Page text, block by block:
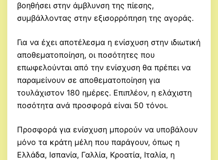
βοηθήσει στην άμβλυνση της πίεσης,
συμβάλλοντας στην εξισορρόπηση της αγοράς.
Για να έχει αποτέλεσμα η ενίσχυση στην ιδιωτική
αποθεματοποίηση, οι ποσότητες που
επωφελούνται από την ενίσχυση θα πρέπει να
παραμείνουν σε αποθεματοποίηση για
τουλάχιστον 180 ημέρες. Επιπλέον, η ελάχιστη
ποσότητα ανά προσφορά είναι 50 τόνοι.
Προσφορά για ενίσχυση μπορούν να υποβάλουν
μόνο τα κράτη μέλη που παράγουν, όπως η
Ελλάδα, Ισπανία, Γαλλία, Κροατία, Ιταλία, η